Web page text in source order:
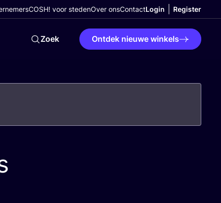
COSH! voor stedenOver onsContactLogin Register
Zoek Ontdek nieuwe winkels